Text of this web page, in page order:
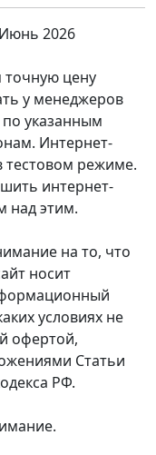
2026
точную цену
у менеджеров
указанным
Интернет-
тестовом режиме.
интернет-
над этим.
на то, что
носит
условиях не
офертой,
Статьи
РФ.